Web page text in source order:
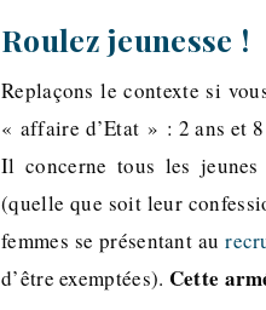
Roulez jeunesse !
Replaçons le contexte si
« affaire d’Etat » : 2 ans et
Il concerne tous les jeunes
(quelle que soit leur
femmes se présentant au
d’être exemptées). Cette